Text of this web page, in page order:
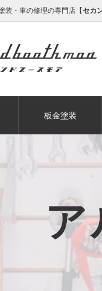
装・車の修理の専門店【セカ
板金塗装
ア